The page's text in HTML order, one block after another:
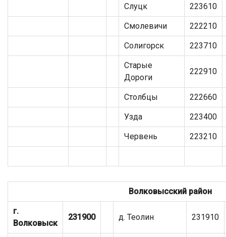
Слуцк 223610
Смолевичи 222210
Солигорск 223710
Старые
Дороги
222910
Столбцы 222660
Узда 223400
Червень 223210
Волковысский район
г.
Волковыск
231900 д. Теолин 231910